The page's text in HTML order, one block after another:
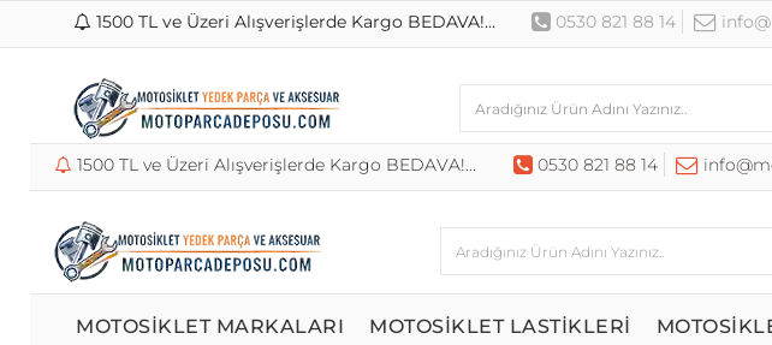
1500 TL ve Üzeri Alışverişlerde Kargo BEDAVA!... 0530 821 88 14
1500 TL ve Üzeri Alışverişlerde Kargo BEDAVA!... 0530 821 88 14
MOTOSİKLET MARKALARI MOTOSİKLET LASTİKLERİ